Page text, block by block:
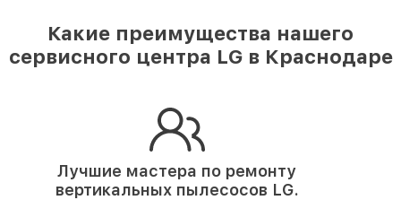
Какие преимущества нашего
сервисного центра LG в Краснодаре
Лучшие мастера по ремонту
вертикальных пылесосов LG.